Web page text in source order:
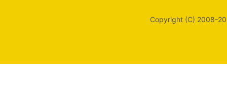
Copyright (C) 2008-